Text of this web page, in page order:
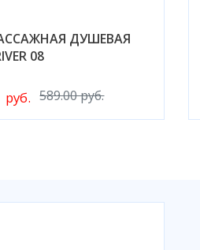
ДУШЕВАЯ
08
589.00 руб.
руб.